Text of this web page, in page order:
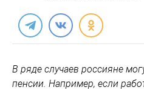
В ряде случаев россияне
пенсии. Например, если